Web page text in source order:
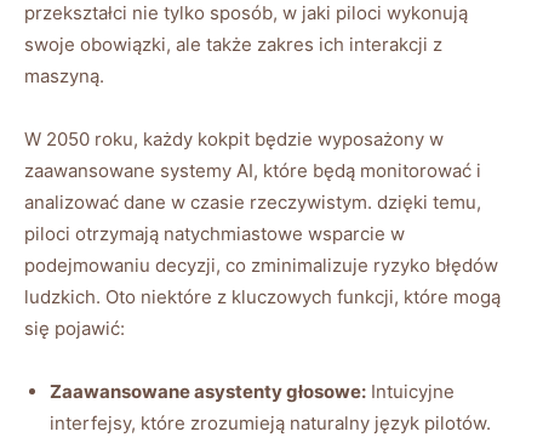
przekształci nie tylko sposób, w jaki piloci wykonują
swoje obowiązki, ale także zakres ich interakcji z
maszyną.
W 2050 roku, każdy kokpit będzie wyposażony w
zaawansowane systemy AI, które będą monitorować i
analizować dane w czasie rzeczywistym. dzięki temu,
piloci otrzymają natychmiastowe wsparcie w
podejmowaniu decyzji, co zminimalizuje ryzyko błędów
ludzkich. Oto niektóre z kluczowych funkcji, które mogą
się pojawić:
Zaawansowane asystenty głosowe: Intuicyjne
interfejsy, które zrozumieją naturalny język pilotów.